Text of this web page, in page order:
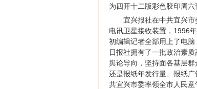
为四开十二版彩色胶印周六
宜兴报社在中共宜兴
电讯卫星接收装置，1996
初编辑记者全部用上了电
日报社拥有了一批政治素
舆论导向，坚持面各基层
还是报纸年发行量、报纸
共宜兴市委率领全市人民意